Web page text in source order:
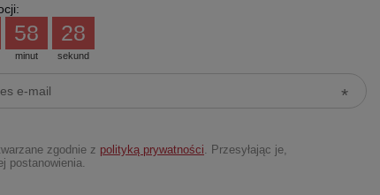
minut
58
sekund
27
zgodnie z polityką prywatności. Przesyłając je,
postanowienia.